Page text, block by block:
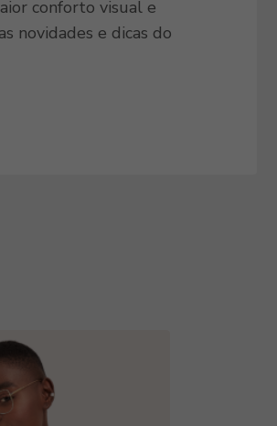
conforto visual e
novidades e dicas do